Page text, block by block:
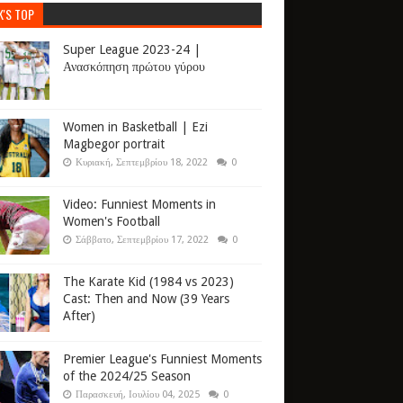
TOP
Super League 2023-24 |
Ανασκόπηση πρώτου γύρου
Women in Basketball | Ezi
Magbegor portrait
Κυριακή, Σεπτεμβρίου 18, 2022 0
Video: Funniest Moments in
Women's Football
Σάββατο, Σεπτεμβρίου 17, 2022 0
The Karate Kid (1984 vs 2023)
Cast: Then and Now (39 Years
After)
Premier League's Funniest Moments
of the 2024/25 Season
Παρασκευή, Ιουλίου 04, 2025 0